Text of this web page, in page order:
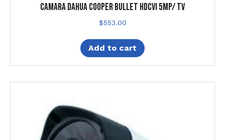
CAMARA DAHUA COOPER BULLET HDCVI 5MP/ TV
$553.00
Add to cart